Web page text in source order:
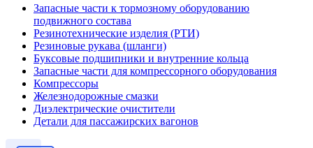
Запасные части к тормозному оборудованию
подвижного состава
Резинотехнические изделия (РТИ)
Резиновые рукава (шланги)
Буксовые подшипники и внутренние кольца
Запасные части для компрессорного оборудования
Компрессоры
Железнодорожные смазки
Диэлектрические очистители
Детали для пассажирских вагонов